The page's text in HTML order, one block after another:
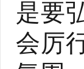
是要
会厉